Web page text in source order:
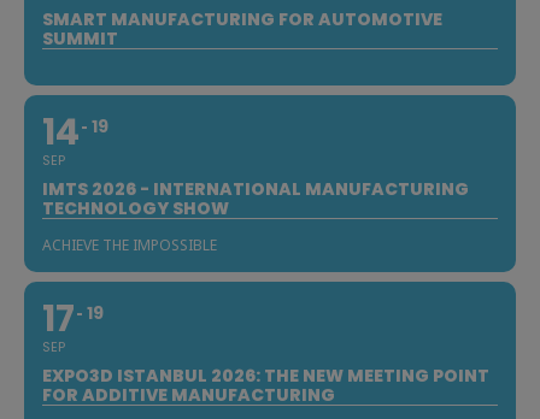
SMART MANUFACTURING FOR AUTOMOTIVE
SUMMIT
14
SEP
19
IMTS 2026 - INTERNATIONAL MANUFACTURING
TECHNOLOGY SHOW
ACHIEVE THE IMPOSSIBLE
17
SEP
19
EXPO3D ISTANBUL 2026: THE NEW MEETING POINT
FOR ADDITIVE MANUFACTURING